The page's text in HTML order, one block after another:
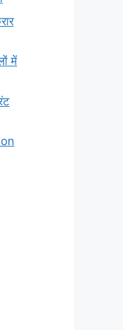
में